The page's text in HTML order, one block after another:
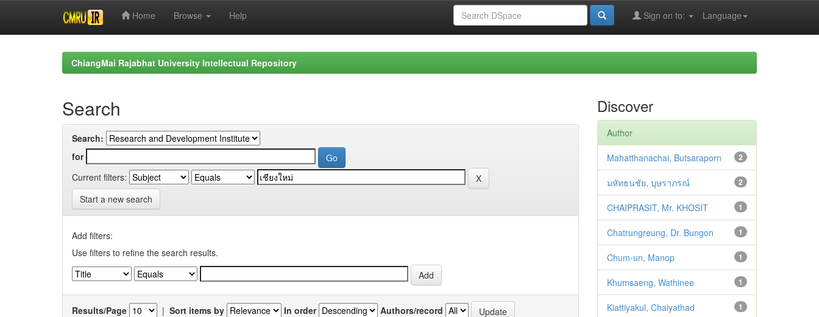
Home Browse Help Language
Sign on to:
ChiangMai Rajabhat University Intellectual Repository
Search
Search:
for
Current filters:
Start a new search
Add filters:
Use filters to refine the search results.
Results/Page | Sort items by In order Authors/record
Discover
Author
2
Mahatthanachai, Butsaraporn
2
มหัทธนชัย, บุษราภรณ์
1
CHAIPRASIT, Mr. KHOSIT
1
Chatrungreung, Dr. Bungon
1
Chum-un, Manop
1
Khumsaeng, Wathinee
1
Kiattiyakul, Chaiyathad